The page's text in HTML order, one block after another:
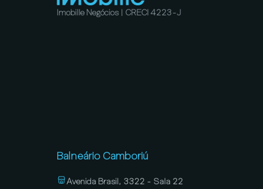
Imobille Negócios | CRECI 4223-J
Balneário Camboriú
Avenida Brasil, 3322 - Sala 22